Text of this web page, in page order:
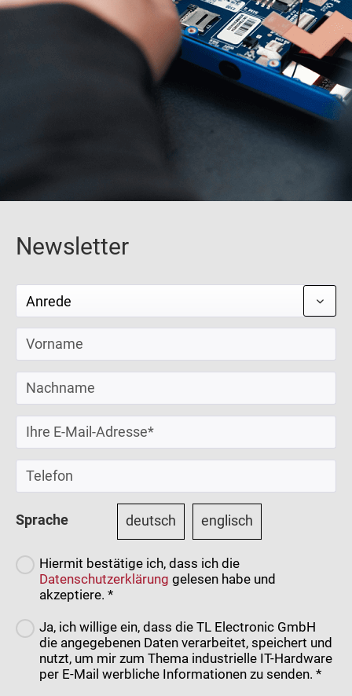
Newsletter
Sprache deutsch englisch
Hiermit bestätige ich, dass ich die
Datenschutzerklärung gelesen habe und
akzeptiere. *
Ja, ich willige ein, dass die TL Electronic GmbH
die angegebenen Daten verarbeitet, speichert und
nutzt, um mir zum Thema industrielle IT-Hardware
per E-Mail werbliche Informationen zu senden. *